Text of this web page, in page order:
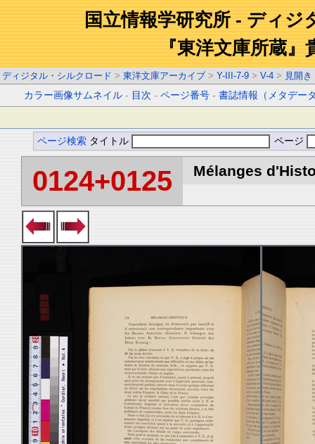
国立情報学研究所 - ディジ
『東洋文庫所蔵』
ディジタル・シルクロード > 東洋文庫アーカイブ > Y-III-7-9 > V-4 > 見開き
カラー画像サムネイル - 目次 -ページ番号 -書誌情報（メタデー
ページ検索 タイトル ページ
0124+0125 Mélanges